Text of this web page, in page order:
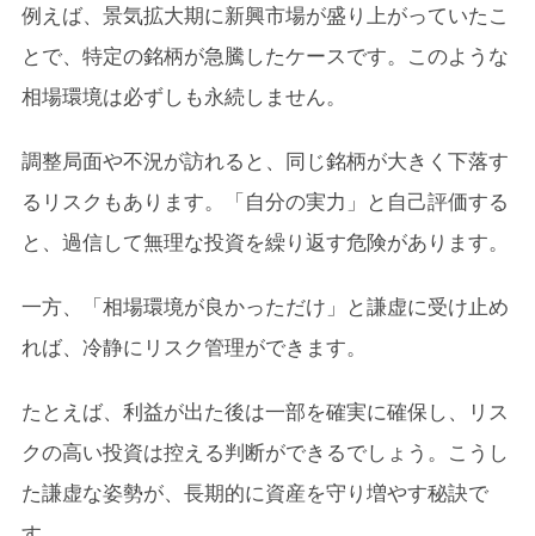
例えば、景気拡大期に新興市場が盛り上がっていたこ
とで、特定の銘柄が急騰したケースです。このような
相場環境は必ずしも永続しません。
調整局面や不況が訪れると、同じ銘柄が大きく下落す
るリスクもあります。「自分の実力」と自己評価する
と、過信して無理な投資を繰り返す危険があります。
一方、「相場環境が良かっただけ」と謙虚に受け止め
れば、冷静にリスク管理ができます。
たとえば、利益が出た後は一部を確実に確保し、リス
クの高い投資は控える判断ができるでしょう。こうし
た謙虚な姿勢が、長期的に資産を守り増やす秘訣で